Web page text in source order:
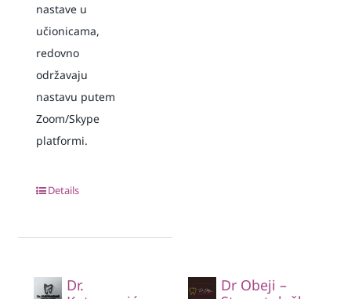
nastave u
učionicama,
redovno
održavaju
nastavu putem
Zoom/Skype
platformi.
Details
Dr.
Dr Obeji –